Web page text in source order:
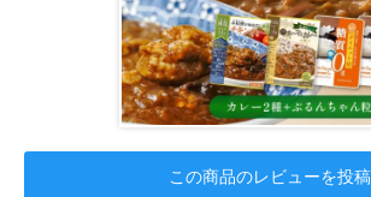
この商品のレビューを投稿